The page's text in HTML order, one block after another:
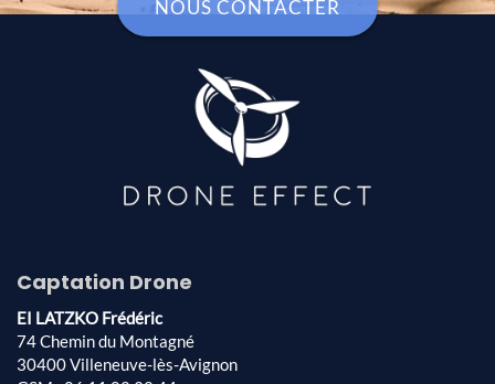
NOUS CONTACTER
Captation Drone
EI LATZKO Frédéric
74 Chemin du Montagné
30400 Villeneuve-lès-Avignon